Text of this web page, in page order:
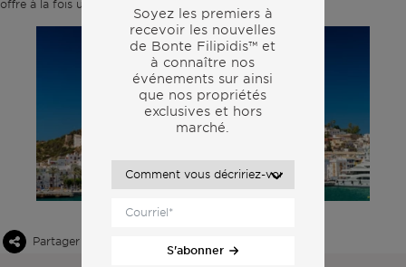
offre à la fois un certain art de vivre et une valeur durable.
Partager cet article
Soyez les premiers à
recevoir les nouvelles
de Bonte Filipidis™ et
à connaître nos
événements surainsi
que nos propriétés
exclusives et hors
marché.
S'abonner